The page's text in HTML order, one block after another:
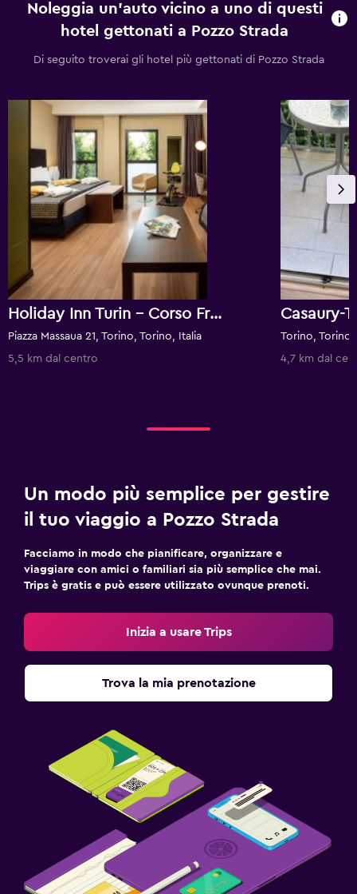
Noleggia un'auto vicino a uno di questi
hotel gettonati a Pozzo Strada
Di seguito troverai gli hotel più gettonati di Pozzo Strada
Holiday Inn Turin - Corso Francia By IHG
Piazza Massaua 21, Torino, Torino, Italia
5,5 km dal centro
Casaury-
Torino, Torino,
4,7 km dal
Un modo più semplice per gestire
il tuo viaggio a Pozzo Strada
Facciamo in modo che pianificare, organizzare e
viaggiare con amici o familiari sia più semplice che mai.
Trips è gratis e può essere utilizzato ovunque prenoti.
Inizia a usare Trips
Trova la mia prenotazione